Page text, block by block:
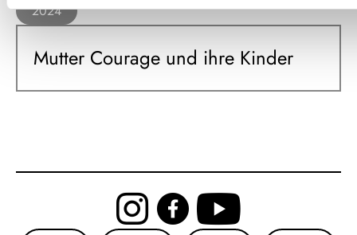
2024
Mutter Courage und ihre Kinder